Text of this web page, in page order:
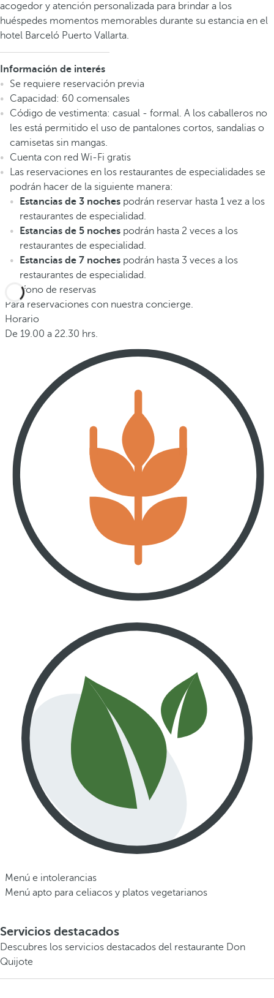
acogedor y atención personalizada para brindar a los
huéspedes momentos memorables durante su estancia en el
hotel Barceló Puerto Vallarta.
Información de interés
Se requiere reservación previa
Capacidad: 60 comensales
Código de vestimenta: casual - formal. A los caballeros no
les está permitido el uso de pantalones cortos, sandalias o
camisetas sin mangas.
Cuenta con red Wi-Fi gratis
Las reservaciones en los restaurantes de especialidades se
podrán hacer de la siguiente manera:
Estancias de 3 noches podrán reservar hasta 1 vez a los
restaurantes de especialidad.
Estancias de 5 noches podrán hasta 2 veces a los
restaurantes de especialidad.
Estancias de 7 noches podrán hasta 3 veces a los
restaurantes de especialidad.
Teléfono de reservas
Para reservaciones con nuestra concierge.
Horario
De 19.00 a 22.30 hrs.
Menú e intolerancias
Menú apto para celiacos y platos vegetarianos
Servicios destacados
Descubres los servicios destacados del restaurante Don
Quijote